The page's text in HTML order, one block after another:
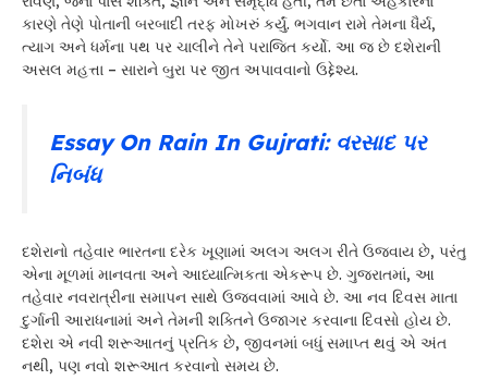
કારણે તેણે પોતાની બરબાદી તરફ મોખરું કર્યું. ભગવાન રામે તેમના ધૈર્ય,
ત્યાગ અને ધર્મના પથ પર ચાલીને તેને પરાજિત કર્યો. આ જ છે દશેરાની
અસલ મહત્તા – સારાને બુરા પર જીત અપાવવાનો ઉદ્દેશ્ય.
Essay On Rain In Gujrati: વરસાદ પર
નિબંધ
દશેરાનો તહેવાર ભારતના દરેક ખૂણામાં અલગ અલગ રીતે ઉજવાય છે, પરંતુ
એના મૂળમાં માનવતા અને આધ્યાત્મિકતા એકરૂપ છે. ગુજરાતમાં, આ
તહેવાર નવરાત્રીના સમાપન સાથે ઉજવવામાં આવે છે. આ નવ દિવસ માતા
દુર્ગાની આરાધનામાં અને તેમની શક્તિને ઉજાગર કરવાના દિવસો હોય છે.
દશેરા એ નવી શરૂઆતનું પ્રતિક છે, જીવનમાં બધું સમાપ્ત થવું એ અંત
નથી, પણ નવો શરૂઆત કરવાનો સમય છે.